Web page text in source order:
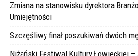
Zmiana na stanowisku dyrektora
Umiejętności
Szczęśliwy finał poszukiwań dwóch
Niżański Festiwal Kultury Łowieckiej